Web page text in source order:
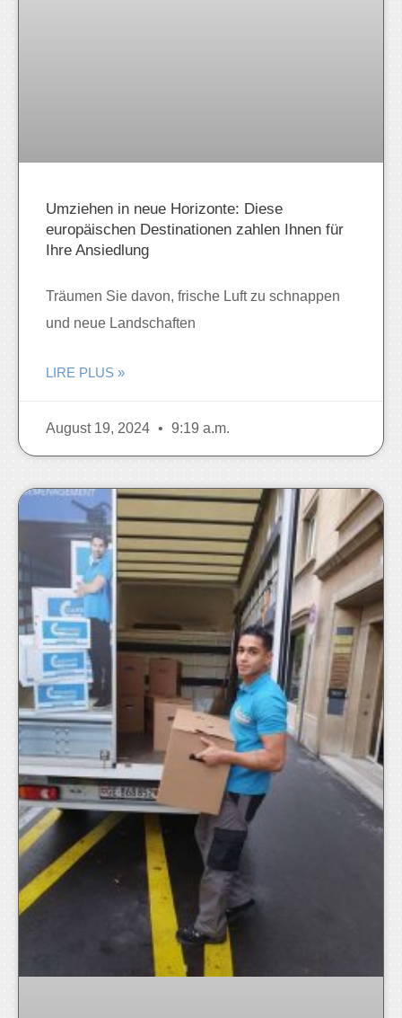
Umziehen in neue Horizonte: Diese
europäischen Destinationen zahlen Ihnen für
Ihre Ansiedlung
Träumen Sie davon, frische Luft zu schnappen
und neue Landschaften
LIRE PLUS »
August 19, 2024 9:19 a.m.